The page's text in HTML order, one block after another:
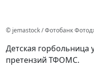
© jemastock / Фотобанк
Детская горбольница
претензий ТФОМС.